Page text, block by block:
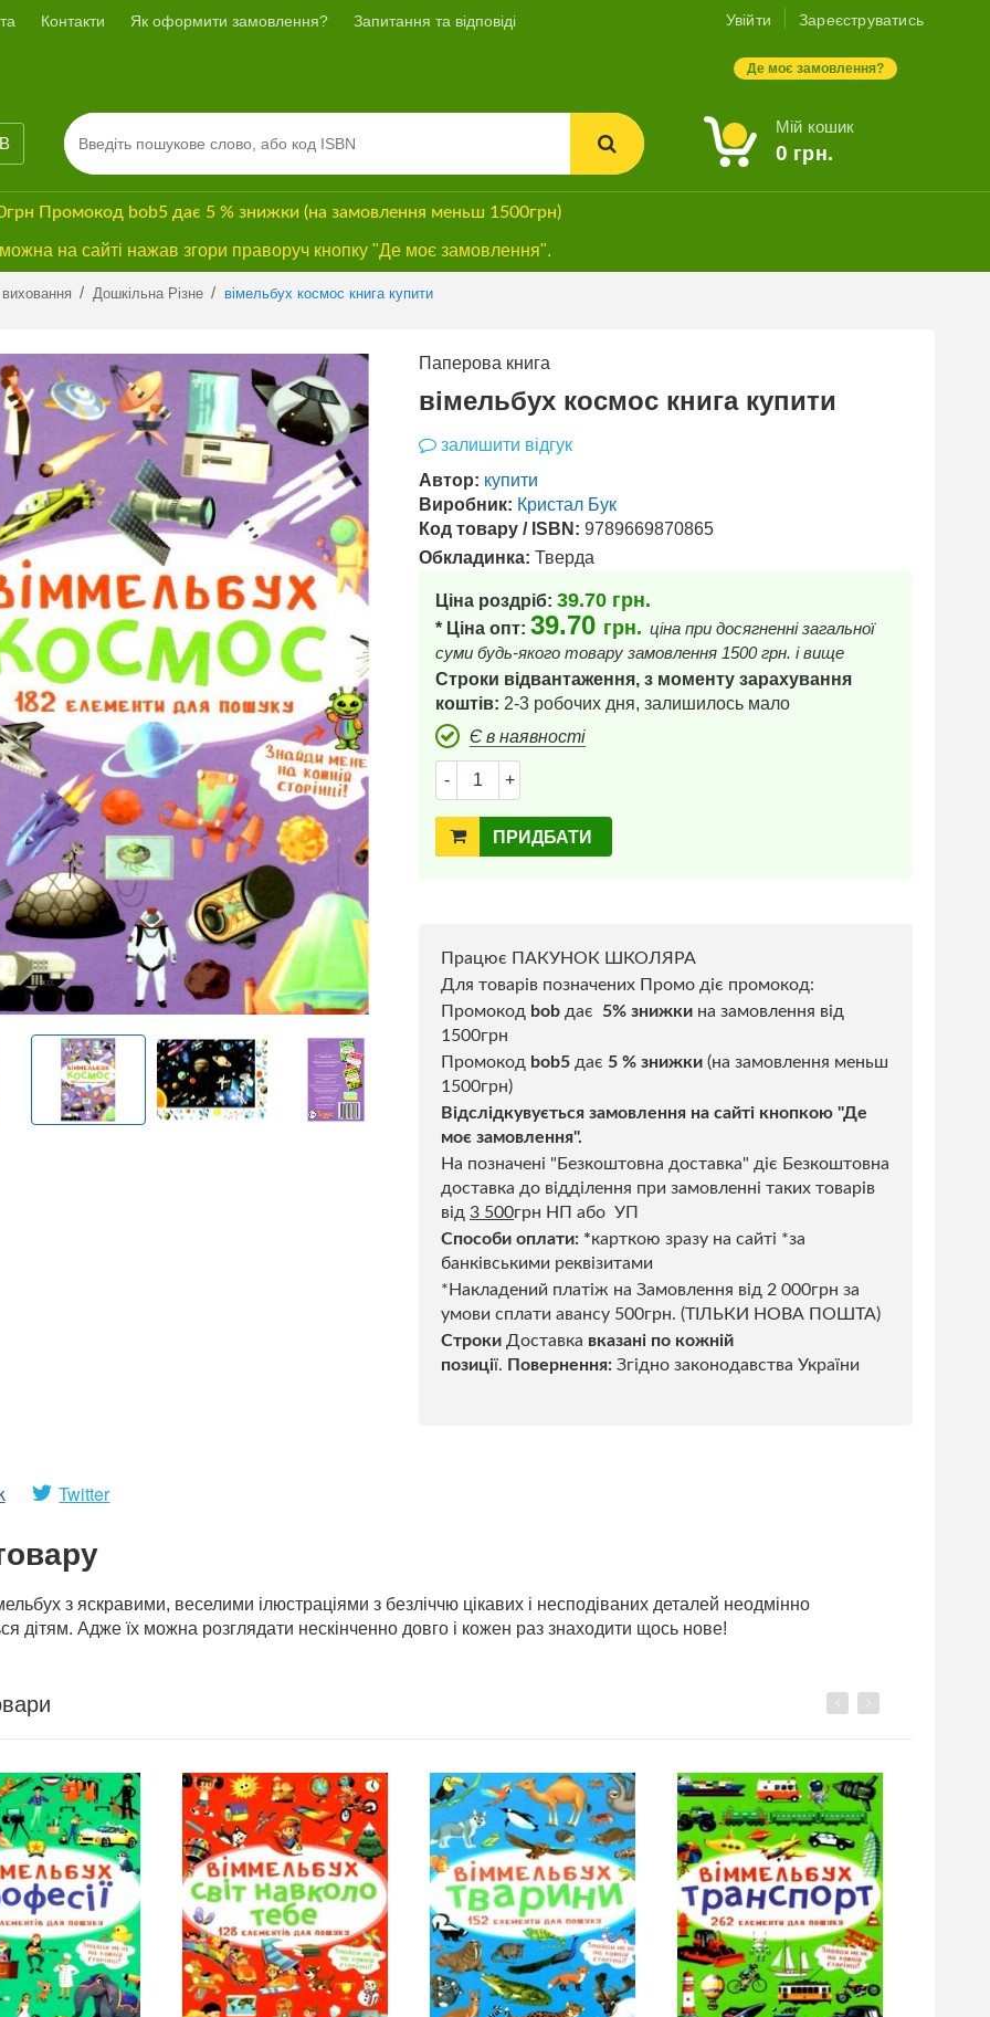
Контакти Як оформити замовлення? Запитання та відповіді Увійти Зареєструватись
Де моє замовлення?
Мій кошик
0 грн.
Промокод bob5 дає 5 % знижки (на замовлення меньш 1500грн)
на сайті нажав згори праворуч кнопку "Де моє замовлення".
/ Дошкільна Різне / вімельбух космос книга купити
Паперова книга
вімельбух космос книга купити
залишити відгук
Автор: купити
Виробник: Кристал Бук
Код товару / ISBN: 9789669870865
Обкладинка: Тверда
Ціна роздріб: 39.70 грн.
* Ціна опт: 39.70 грн. ціна при досягненні загальної
суми будь-якого товару замовлення 1500 грн. і вище
Строки відвантаження, з моменту зарахування
коштів: 2-3 робочих дня, залишилось мало
Є в наявності
- +
ПРИДБАТИ
Працює ПАКУНОК ШКОЛЯРА
Для товарів позначених Промо діє промокод:
Промокод bob дає 5% знижки на замовлення від
1500грн
Промокод bob5 дає 5 % знижки (на замовлення меньш
1500грн)
Відслідкувується замовлення на сайті кнопкою "Де
моє замовлення".
На позначені "Безкоштовна доставка" діє Безкоштовна
доставка до відділення при замовленні таких товарів
від 3 500грн НП або УП
Способи оплати: *карткою зразу на сайті *за
банківськими реквізитами
*Накладений платіж на Замовлення від 2 000грн за
умови сплати авансу 500грн. (ТІЛЬКИ НОВА ПОШТА)
Строки Доставка вказані по кожній
позиції. Повернення: Згідно законодавства України
Twitter
з яскравими, веселими ілюстраціями з безліччю цікавих і несподіваних деталей неодмінно
дітям. Адже їх можна розглядати нескінченно довго і кожен раз знаходити щось нове!
Previous
Next